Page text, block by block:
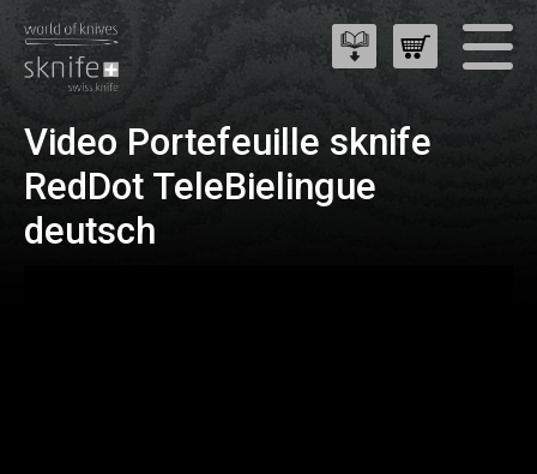
Video Portefeuille sknife
RedDot TeleBielingue
deutsch